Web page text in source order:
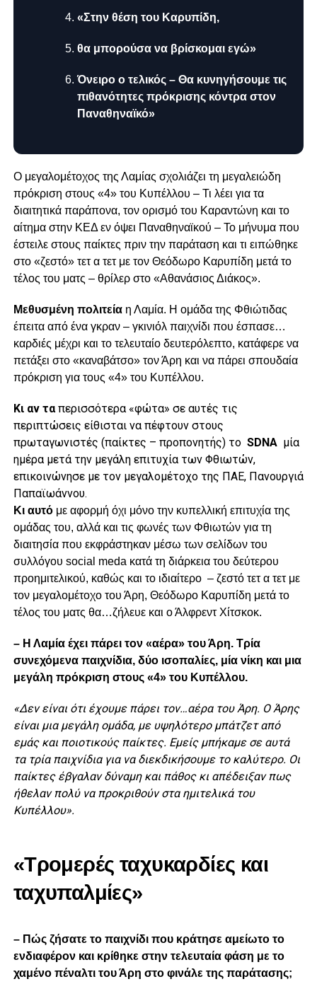
«Στην θέση του Καρυπίδη,
θα μπορούσα να βρίσκομαι εγώ»
Όνειρο ο τελικός – Θα κυνηγήσουμε τις
πιθανότητες πρόκρισης κόντρα στον
Παναθηναϊκό»
Ο μεγαλομέτοχος της Λαμίας σχολιάζει τη μεγαλειώδη
πρόκριση στους «4» του Κυπέλλου – Τι λέει για τα
διαιτητικά παράπονα, τον ορισμό του Καραντώνη και το
αίτημα στην ΚΕΔ εν όψει Παναθηναϊκού – Το μήνυμα που
έστειλε στους παίκτες πριν την παράταση και τι ειπώθηκε
στο «ζεστό» τετ α τετ με τον Θεόδωρο Καρυπίδη μετά το
τέλος του ματς – θρίλερ στο «Αθανάσιος Διάκος».
Μεθυσμένη πολιτείαη Λαμία. Η ομάδα της Φθιώτιδας
έπειτα από ένα γκραν – γκινιόλ παιχνίδι που έσπασε…
καρδιές μέχρι και το τελευταίο δευτερόλεπτο, κατάφερε να
πετάξει στο «καναβάτσο» τον Άρη και να πάρει σπουδαία
πρόκριση για τους «4» του Κυπέλλου.
Κι αν ταπερισσότερα «φώτα» σε αυτές τις
περιπτώσεις είθισται να πέφτουν στους
πρωταγωνιστές (παίκτες – προπονητής) το SDNA μία
ημέρα μετά την μεγάλη επιτυχία των Φθιωτών,
επικοινώνησε με τον μεγαλομέτοχο της ΠΑΕ, Πανουργιά
Παπαϊωάννου.
Κι αυτό με αφορμή όχι μόνο την κυπελλική επιτυχία της
ομάδας του, αλλά και τις φωνές των Φθιωτών για τη
διαιτησία που εκφράστηκαν μέσω των σελίδων του
συλλόγου social medaκατά τη διάρκεια του δεύτερου
προημιτελικού, καθώς και το ιδιαίτερο – ζεστό τετ α τετ με
τον μεγαλομέτοχο του Άρη, Θεόδωρο Καρυπίδη μετά το
τέλος του ματς θα…ζήλευε και ο Άλφρεντ Χίτσκοκ.
– Η Λαμία έχει πάρει τον «αέρα» του Άρη. Τρία
συνεχόμενα παιχνίδια, δύο ισοπαλίες, μία νίκη και μια
μεγάλη πρόκριση στους «4» του Κυπέλλου.
«Δεν είναι ότι έχουμε πάρει τον…αέρα του Άρη. Ο Άρης
είναι μια μεγάλη ομάδα, με υψηλότερο μπάτζετ από
εμάς και ποιοτικούς παίκτες. Εμείς μπήκαμε σε αυτά
τα τρία παιχνίδια για να διεκδικήσουμε το καλύτερο. Οι
παίκτες έβγαλαν δύναμη και πάθος κι απέδειξαν πως
ήθελαν πολύ να προκριθούν στα ημιτελικά του
Κυπέλλου».
«Tρομερές ταχυκαρδίες και
ταχυπαλμίες»
– Πώς ζήσατε το παιχνίδι που κράτησε αμείωτο το
ενδιαφέρον και κρίθηκε στην τελευταία φάση με το
χαμένο πέναλτι του Άρη στο φινάλε της παράτασης;